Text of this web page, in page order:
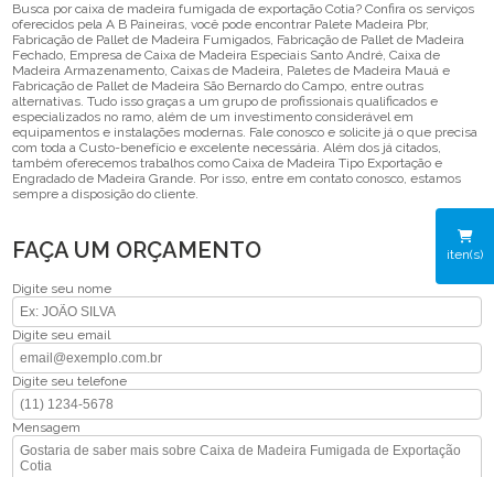
iten(s)
Busca por caixa de madeira fumigada de exportação Cotia? Confira os serviços
oferecidos pela A B Paineiras, você pode encontrar Palete Madeira Pbr,
Fabricação de Pallet de Madeira Fumigados, Fabricação de Pallet de Madeira
Fechado, Empresa de Caixa de Madeira Especiais Santo André, Caixa de
Madeira Armazenamento, Caixas de Madeira, Paletes de Madeira Mauá e
Fabricação de Pallet de Madeira São Bernardo do Campo, entre outras
alternativas. Tudo isso graças a um grupo de profissionais qualificados e
especializados no ramo, além de um investimento considerável em
equipamentos e instalações modernas. Fale conosco e solicite já o que precisa
com toda a Custo-benefício e excelente necessária. Além dos já citados,
também oferecemos trabalhos como Caixa de Madeira Tipo Exportação e
Engradado de Madeira Grande. Por isso, entre em contato conosco, estamos
sempre a disposição do cliente.
FAÇA UM ORÇAMENTO
Digite seu nome
Digite seu email
Digite seu telefone
Mensagem